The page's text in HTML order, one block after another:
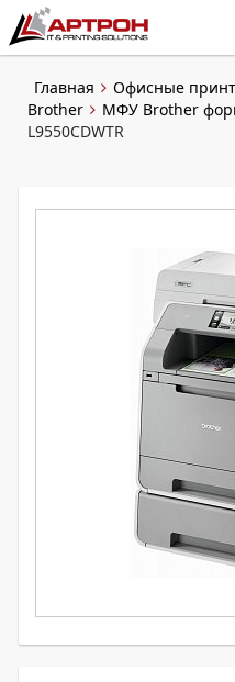
Главная Офисные
Brother
МФУ Brother
L9550CDWTR